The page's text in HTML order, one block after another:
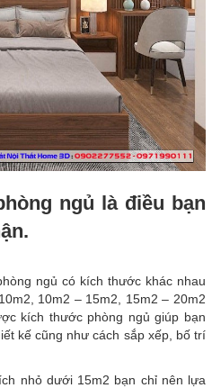
ngủ là điều bạn
ngủ có kích thước khác nhau
10m2 – 15m2, 15m2 – 20m2
kích thước phòng ngủ giúp bạn
kế cũng như cách sắp xếp, bố trí
nhỏ dưới 15m2 bạn chỉ nên lựa